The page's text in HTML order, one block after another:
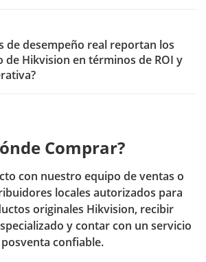
de desempeño real reportan los
de Hikvision en términos de ROI y
Comprar?
con nuestro equipo de ventas o
locales autorizados para
originales Hikvision, recibir
y contar con un servicio
posventa confiable.